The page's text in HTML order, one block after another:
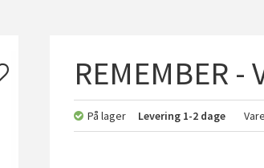
REMEMBER
På lager Levering 1-2 dage